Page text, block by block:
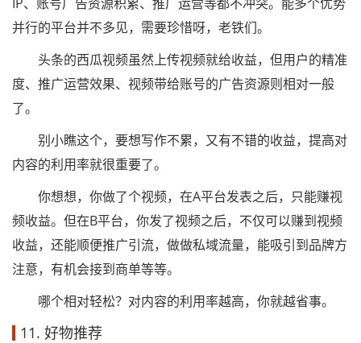
并行的平台并不多见，需要珍惜呀，老铁们。
头条的西瓜视频虽然上传视频就给收益，但用户的精准
度、推广运营效果、视频带给账号的广告资源则相对一般
了。
别小瞧这个，要想写作不累，又有不错的收益，提高对
内容的利用率就很重要了。
你想想，你做了个视频，在A平台发表之后，只能赚视
频收益。但在B平台，你发了视频之后，不仅可以赚到视频
收益，还能顺便推广引流，做做私域流量，能吸引到品牌方
注意，有机会接到商单等等。
哪个相对轻松？对内容的利用率越高，你就越省事。
11. 好物推荐